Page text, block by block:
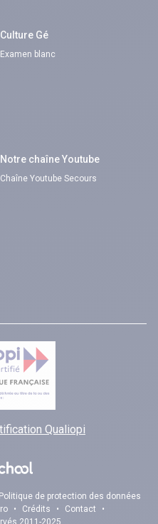
Culture Gé
Examen blanc
Notre chaîne Youtube
Chaîne Youtube Secours
Qualiopi
Politique de protection des données
• Crédits • Contact
•
2011-2025